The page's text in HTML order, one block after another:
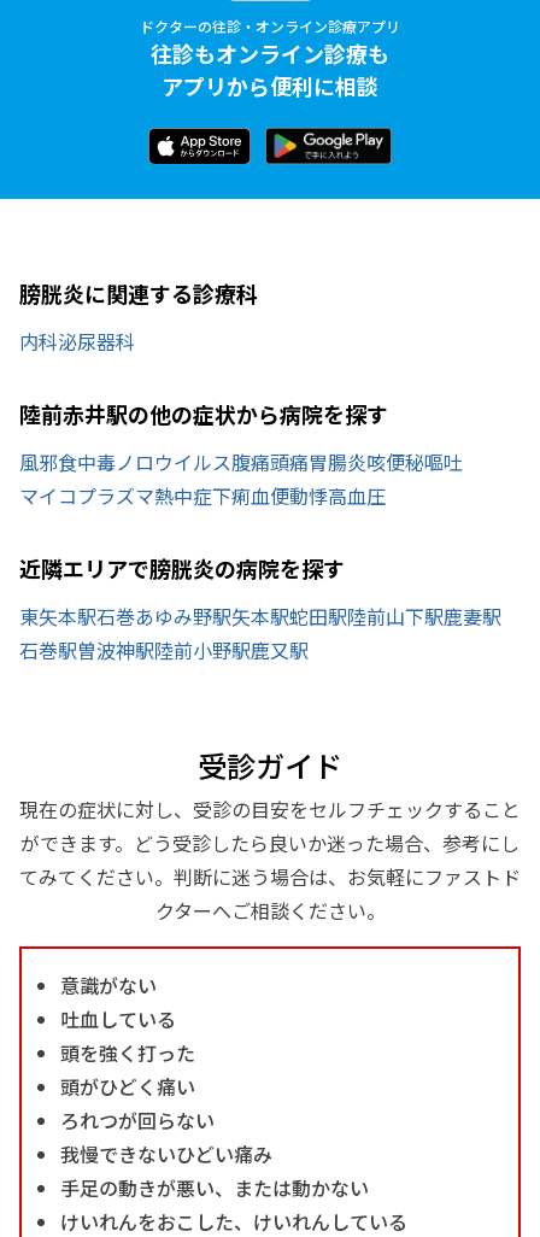
ドクターの往診・オンライン診療アプリ
往診もオンライン診療も
アプリから便利に相談
膀胱炎に関連する診療科
内科泌尿器科
陸前赤井駅の他の症状から病院を探す
風邪食中毒ノロウイルス腹痛頭痛胃腸炎咳便秘嘔吐
マイコプラズマ熱中症下痢血便動悸高血圧
近隣エリアで膀胱炎の病院を探す
東矢本駅石巻あゆみ野駅矢本駅蛇田駅陸前山下駅鹿妻駅
石巻駅曽波神駅陸前小野駅鹿又駅
受診ガイド
現在の症状に対し、受診の目安をセルフチェックすること
ができます。どう受診したら良いか迷った場合、参考にし
てみてください。判断に迷う場合は、お気軽にファストド
クターへご相談ください。
意識がない
吐血している
頭を強く打った
頭がひどく痛い
ろれつが回らない
我慢できないひどい痛み
手足の動きが悪い、または動かない
けいれんをおこした、けいれんしている